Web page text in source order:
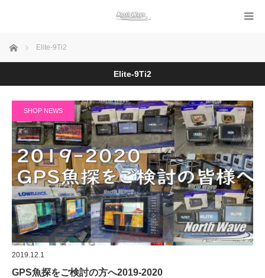
ホーム Elite-9Ti2
Elite-9Ti2
SHOP NEWS
2019.12.1
GPS魚探をご検討の方へ2019-2020